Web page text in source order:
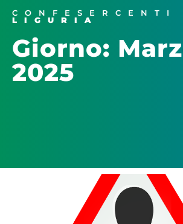
CONFESERCENTI
LIGURIA
Giorno:
2025